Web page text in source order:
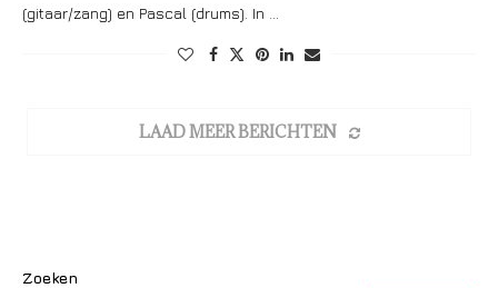
(gitaar/zang) en Pascal (drums). In …
LAAD MEER BERICHTEN
Zoeken